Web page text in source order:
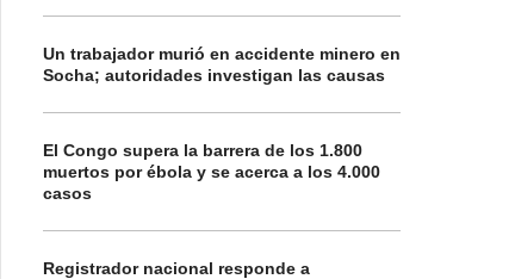
Un trabajador murió en accidente minero en
Socha; autoridades investigan las causas
El Congo supera la barrera de los 1.800
muertos por ébola y se acerca a los 4.000
casos
Registrador nacional responde a